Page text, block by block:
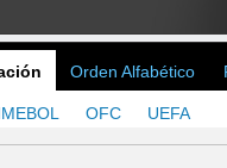
Orden Alfabético
OFC UEFA